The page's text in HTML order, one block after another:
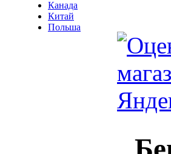
Канада
Китай
Польша